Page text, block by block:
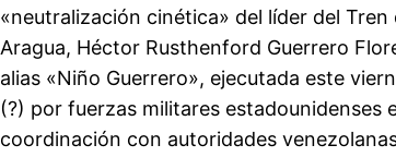
«neutralización cinética» del líder del Tren
Aragua, Héctor Rusthenford Guerrero
alias «Niño Guerrero», ejecutada este
(?) por fuerzas militares estadounidenses
coordinación con autoridades